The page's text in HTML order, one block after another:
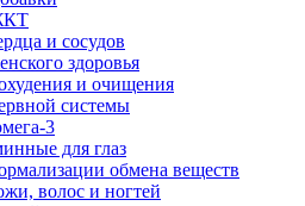
и сосудов
здоровья
и очищения
системы
3
для глаз
обмена веществ
волос и ногтей